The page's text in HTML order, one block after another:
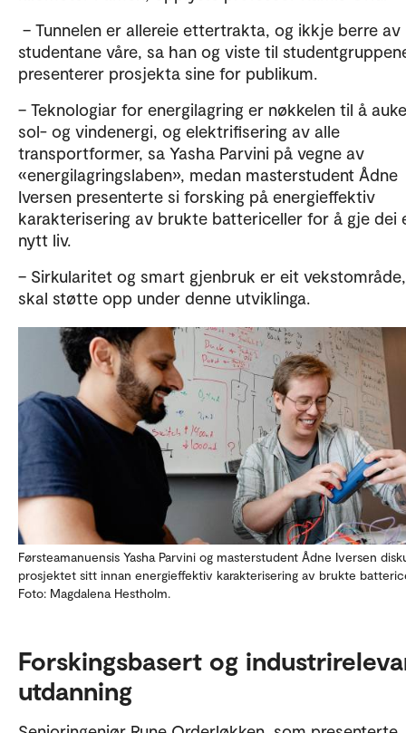
– Tunnelen er allereie ettertrakta, og ikkje berre av
studentane våre, sa han og viste til
presenterer prosjekta sine for publikum.
– Teknologiar for energilagring er nøkkelen til å
sol- og vindenergi, og elektrifisering av alle
transportformer, sa Yasha Parvini på vegne av
«energilagringslaben», medan masterstudent Ådne
Iversen presenterte si forsking på energieffektiv
karakterisering av brukte battericeller for å gje dei
nytt liv.
– Sirkularitet og smart gjenbruk er eit
skal støtte opp under denne utviklinga.
Førsteamanuensis Yasha Parvini og masterstudent Ådne Iversen
prosjektet sitt innan energieffektiv karakterisering av brukte
Foto: Magdalena Hestholm.
Forskingsbasert og
utdanning